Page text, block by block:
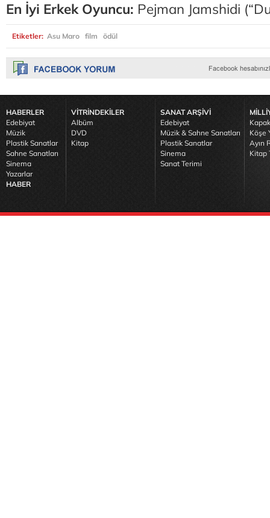
En İyi Erkek Oyuncu: Pejman Jamshidi
Etiketler: Asu Maro film ödül
HABERLER
Edebiyat
Müzik
Plastik Sanatlar
Sahne Sanatları
Sinema
Yazarlar
HABER
VİTRİNDEKİLER
Albüm
DVD
Kitap
SANAT ARŞİVİ
Edebiyat
Müzik & Sahne Sanatları
Plastik Sanatlar
Sinema
Sanat Terimi
Köşe
Ayın
Kitap